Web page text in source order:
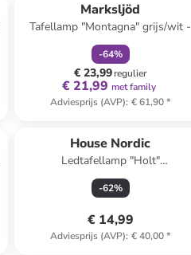
Marksljöd
Tafellamp "Montagna" grijs/wit -
(H)33 x Ø 18 cm
-64%
€ 23,99regulier
€ 21,99 met family
Adviesprijs (AVP): € 61,90*
House Nordic
Ledtafellamp "Holt"
wit/zilverkleurig - (H)25 x Ø 15 cm
-62%
€ 14,99
Adviesprijs (AVP): € 40,00*